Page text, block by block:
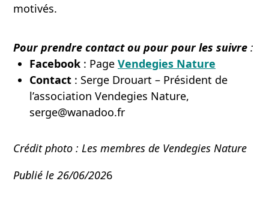
motivés.
Pour prendre contact ou pour pour les suivre :
Facebook : Page Vendegies Nature
Contact : Serge Drouart – Président de
l’association Vendegies Nature,
serge@wanadoo.fr
Crédit photo : Les membres de Vendegies Nature
Publié le 26/06/2026